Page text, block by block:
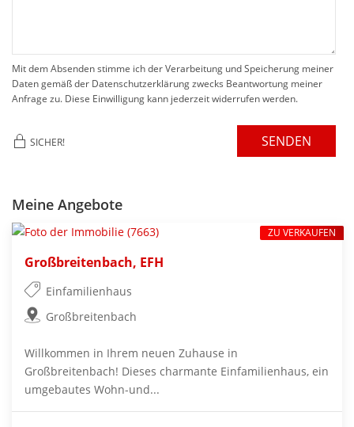
Mit dem Absenden stimme ich der Verarbeitung und Speicherung meiner
Daten gemäß der Datenschutzerklärung zwecks Beantwortung meiner
Anfrage zu. Diese Einwilligung kann jederzeit widerrufen werden.
SICHER! SENDEN
Meine Angebote
Großbreitenbach, EFH
Einfamilienhaus
Großbreitenbach
Willkommen in Ihrem neuen Zuhause in
Großbreitenbach! Dieses charmante Einfamilienhaus, ein
umgebautes Wohn-und...
ZU VERKAUFEN